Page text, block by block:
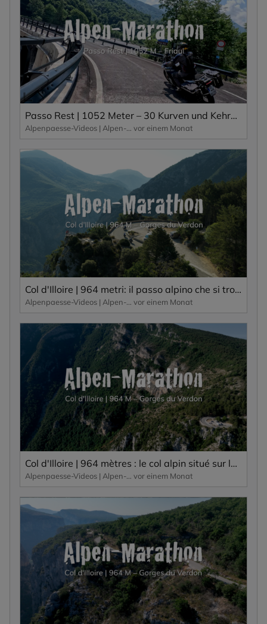
Passo Rest | 1052 Meter – 30 Kurven und Kehren und eine schmale Straße zeichnen diesen Alpenpass aus.
Alpenpaesse-Videos | Alpen-Marathon vor einem Monat
Col d'Illoire | 964 metri: il passo alpino che si trova sull'altopiano delle Gorges du Verdon, una gola profonda 700 metri.
Alpenpaesse-Videos | Alpen-Marathon vor einem Monat
Col d'Illoire | 964 mètres : le col alpin situé sur le plateau des Gorges du Verdon, un canyon profond de 700 mètres.
Alpenpaesse-Videos | Alpen-Marathon vor einem Monat